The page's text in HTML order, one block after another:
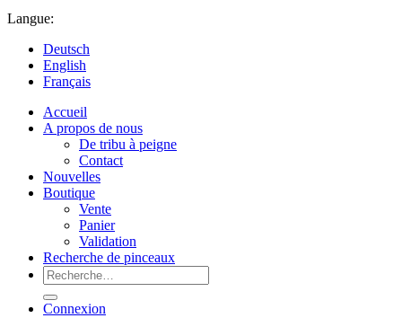
Langue:
Deutsch
English
Français
Accueil
A propos de nous
De tribu à peigne
Contact
Nouvelles
Boutique
Vente
Panier
Validation
Recherche de pinceaux
Recherche
pour :
Connexion